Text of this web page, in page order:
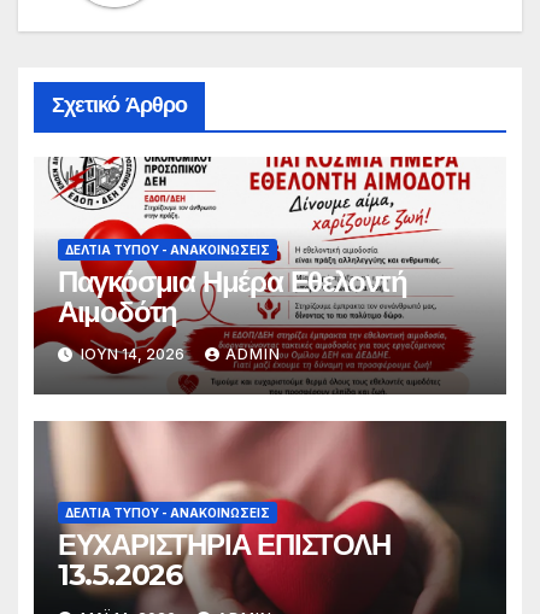
Σχετικό Άρθρο
ΔΕΛΤΊΑ ΤΎΠΟΥ - ΑΝΑΚΟΙΝΏΣΕΙΣ
Παγκόσμια Ημέρα Εθελοντή
Αιμοδότη
ΙΟΎΝ 14, 2026 ADMIN
ΔΕΛΤΊΑ ΤΎΠΟΥ - ΑΝΑΚΟΙΝΏΣΕΙΣ
ΕΥΧΑΡΙΣΤΗΡΙΑ ΕΠΙΣΤΟΛΗ
13.5.2026